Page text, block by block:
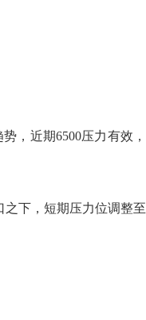
，近期6500压力有效，
下，短期压力位调整至